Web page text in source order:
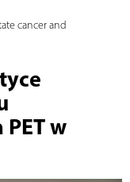
cancer and
w